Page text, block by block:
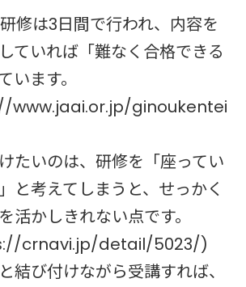
修は3日間で行われ、内容を
ていれば「難なく合格できる
います。
www.jaai.or.jp/ginoukentei
たいのは、研修を「座ってい
と考えてしまうと、せっかく
活かしきれない点です。
crnavi.jp/detail/5023/)
結び付けながら受講すれば、